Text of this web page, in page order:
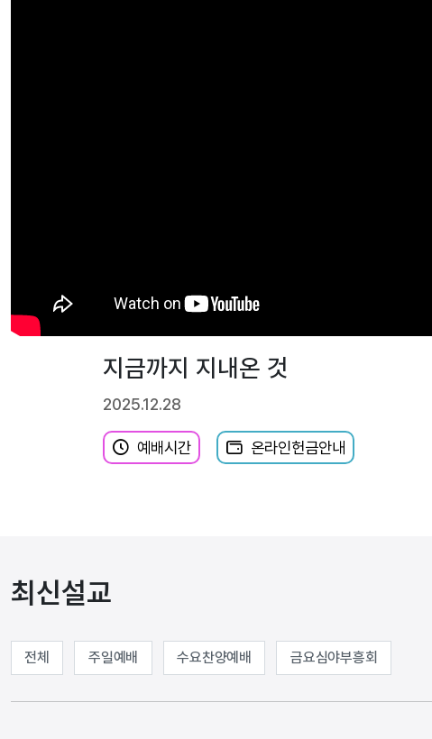
지금까지 지내온 것
2025.12.28
예배시간 온라인헌금안내
최신설교
전체 주일예배 수요찬양예배 금요심야부흥회